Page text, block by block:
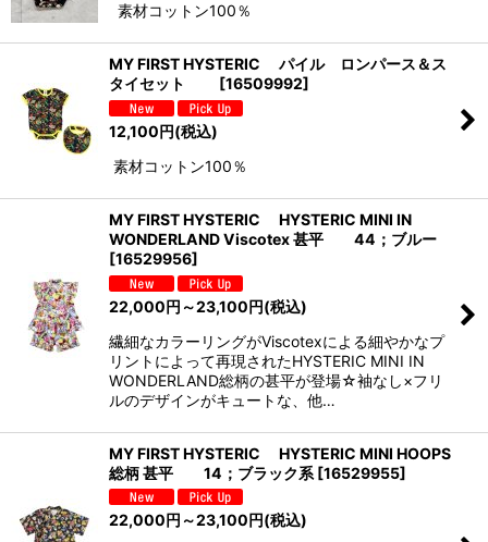
素材コットン100％
MY FIRST HYSTERIC パイル ロンパース＆ス
タイセット
[16509992]
12,100円(税込)
素材コットン100％
MY FIRST HYSTERIC HYSTERIC MINI IN
WONDERLAND Viscotex 甚平 44；ブルー
[16529956]
22,000円 ～23,100円(税込)
繊細なカラーリングがViscotexによる細やかなプ
リントによって再現されたHYSTERIC MINI IN
WONDERLAND総柄の甚平が登場☆袖なし×フリ
ルのデザインがキュートな、他…
MY FIRST HYSTERIC HYSTERIC MINI HOOPS
総柄 甚平 14；ブラック系 [16529955]
22,000円 ～23,100円(税込)